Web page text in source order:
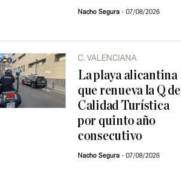
Nacho Segura 07/08/2026
C. VALENCIANA
La playa alicantina
que renueva la Q de
Calidad Turística
por quinto año
consecutivo
Nacho Segura 07/08/2026